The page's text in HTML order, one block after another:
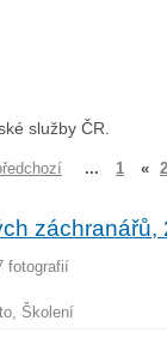
služby ČR.
... 1 «
záchranářů,
fotografií
Školení